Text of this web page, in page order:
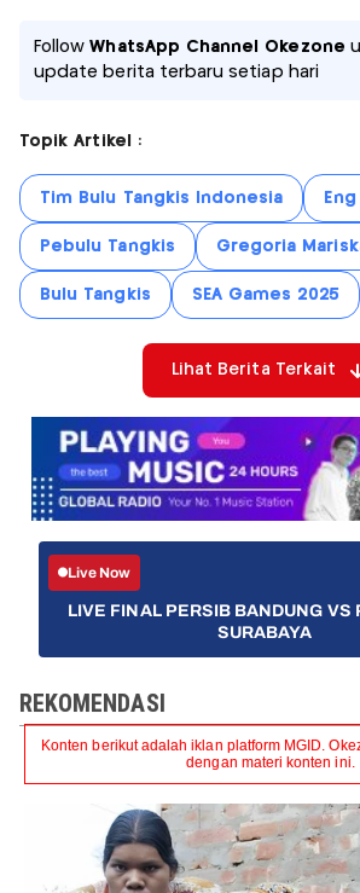
FollowWhatsApp Channel Okezone
update berita terbaru setiap hari
Topik Artikel :
Tim Bulu Tangkis Indonesia
Pebulu Tangkis Gregoria
Bulu Tangkis SEA Games 2025
Lihat Berita Terkait
Live Now
LIVE FINAL PERSIB BANDUNG VS
SURABAYA